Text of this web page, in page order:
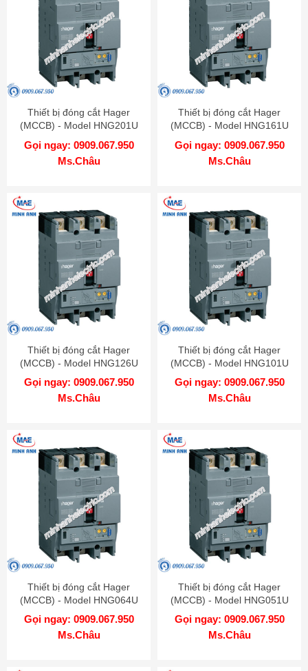
Thiết bị đóng cắt Hager
(MCCB) - Model HNG201U
Gọi ngay: 0909.067.950
Ms.Châu
Thiết bị đóng cắt Hager
(MCCB) - Model HNG161U
Gọi ngay: 0909.067.950
Ms.Châu
Thiết bị đóng cắt Hager
(MCCB) - Model HNG126U
Gọi ngay: 0909.067.950
Ms.Châu
Thiết bị đóng cắt Hager
(MCCB) - Model HNG101U
Gọi ngay: 0909.067.950
Ms.Châu
Thiết bị đóng cắt Hager
(MCCB) - Model HNG064U
Gọi ngay: 0909.067.950
Ms.Châu
Thiết bị đóng cắt Hager
(MCCB) - Model HNG051U
Gọi ngay: 0909.067.950
Ms.Châu